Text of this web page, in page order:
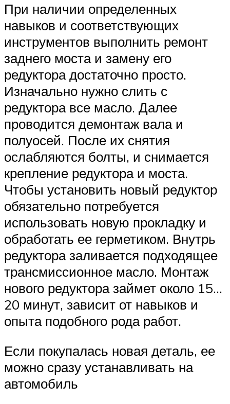
При наличии определенных
навыков и соответствующих
инструментов выполнить ремонт
заднего моста и замену его
редуктора достаточно просто.
Изначально нужно слить с
редуктора все масло. Далее
проводится демонтаж вала и
полуосей. После их снятия
ослабляются болты, и снимается
крепление редуктора и моста.
Чтобы установить новый редуктор
обязательно потребуется
использовать новую прокладку и
обработать ее герметиком. Внутрь
редуктора заливается подходящее
трансмиссионное масло. Монтаж
нового редуктора займет около 15…
20 минут, зависит от навыков и
опыта подобного рода работ.
Если покупалась новая деталь, ее
можно сразу устанавливать на
автомобиль